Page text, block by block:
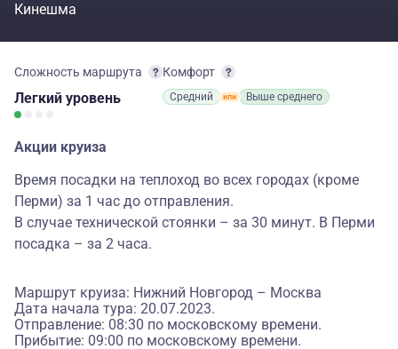
Кинешма
Сложность маршрута
Легкий уровень
Комфорт
Средний Выше среднего
Акции круиза
Время посадки на теплоход во всех городах (кроме
Перми) за 1 час до отправления.
В случае технической стоянки – за 30 минут. В Перми
посадка – за 2 часа.
Маршрут круиза: Нижний Новгород – Москва
Дата начала тура: 20.07.2023.
Отправление: 08:30 по московскому времени.
Прибытие: 09:00 по московскому времени.